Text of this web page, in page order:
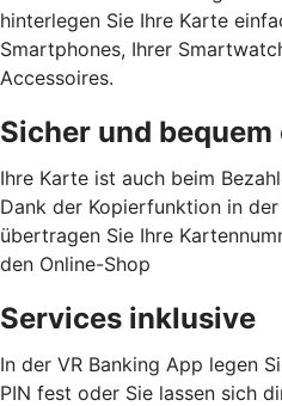
hinterlegen Sie Ihre Karte
Smartphones, Ihrer
Accessoires.
Sicher und
Ihre Karte ist auch beim
Dank der Kopierfunktion in
übertragen Sie Ihre
den Online-Shop
Services inklusive
In der VR Banking App legen
PIN fest oder Sie lassen sich